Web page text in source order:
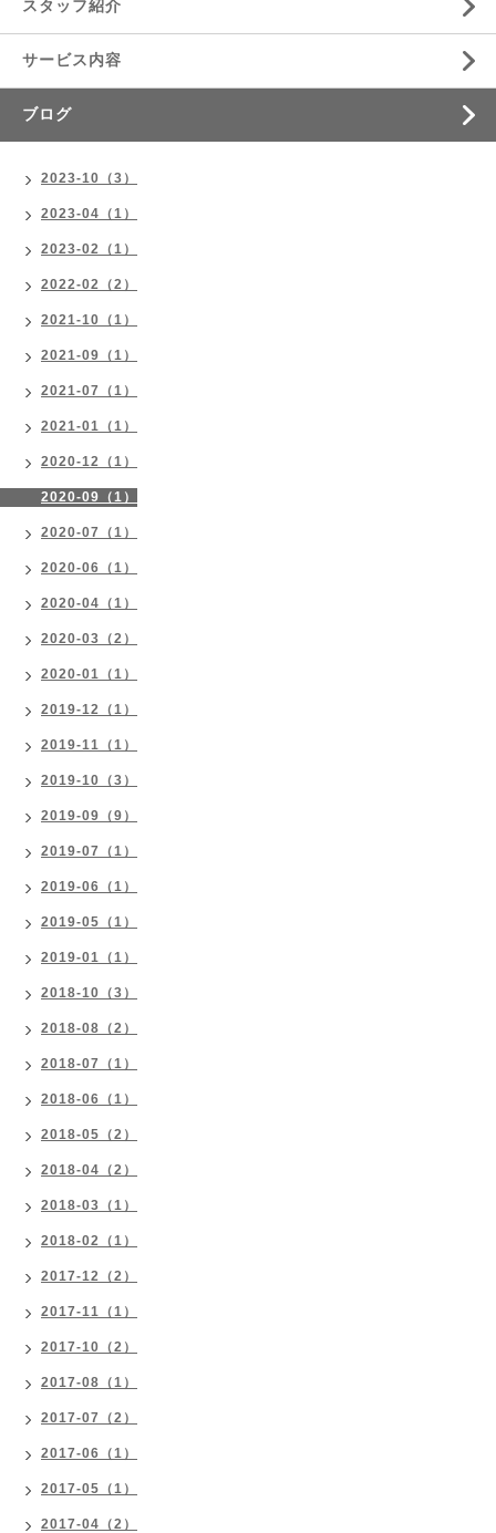
スタッフ紹介
サービス内容
ブログ
2023-10（3）
2023-04（1）
2023-02（1）
2022-02（2）
2021-10（1）
2021-09（1）
2021-07（1）
2021-01（1）
2020-12（1）
2020-09（1）
2020-07（1）
2020-06（1）
2020-04（1）
2020-03（2）
2020-01（1）
2019-12（1）
2019-11（1）
2019-10（3）
2019-09（9）
2019-07（1）
2019-06（1）
2019-05（1）
2019-01（1）
2018-10（3）
2018-08（2）
2018-07（1）
2018-06（1）
2018-05（2）
2018-04（2）
2018-03（1）
2018-02（1）
2017-12（2）
2017-11（1）
2017-10（2）
2017-08（1）
2017-07（2）
2017-06（1）
2017-05（1）
2017-04（2）